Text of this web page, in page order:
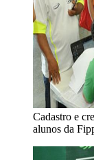
Cadastro e
alunos da